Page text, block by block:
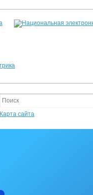
Карта сайта